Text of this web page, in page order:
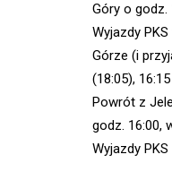
Góry o godz.
Wyjazdy
Górze (i
(18:05),
Powrót z
godz. 16:00,
Wyjazdy